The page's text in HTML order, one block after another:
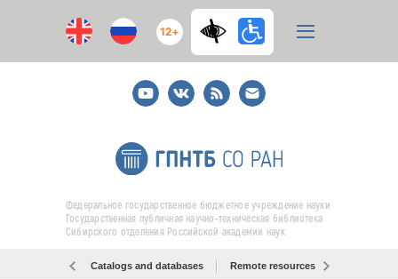
12+
YoutubeВКонтакте
RSS
E-
mail
подписка
Федеральное государственное бюджетное учреждение науки
Государственная публичная научно-техническая библиотека
Сибирского отделения Российской академии наук
Catalogs and databases Remote resources